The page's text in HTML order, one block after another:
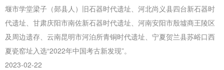
四川 贵州 云南 西藏
陕西 甘肃 青海 宁夏
新疆 内蒙古
堰市学堂梁子（郧县人）旧石器时代遗址、河北尚义县四台新石器时
代遗址、甘肃庆阳市南佐新石器时代遗址、河南安阳市殷墟商王陵区
及周边遗存、云南昆明市河泊所青铜时代遗址、宁夏贺兰县苏峪口西
夏瓷窑址入选“2022年中国考古新发现”。
2023-02-22